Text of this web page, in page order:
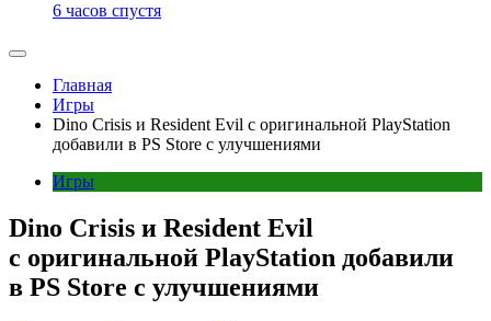
6 часов спустя
Главная
Игры
Dino Crisis и Resident Evil с оригинальной PlayStation
добавили в PS Store с улучшениями
Игры
Dino Crisis и Resident Evil
с оригинальной PlayStation добавили
в PS Store с улучшениями